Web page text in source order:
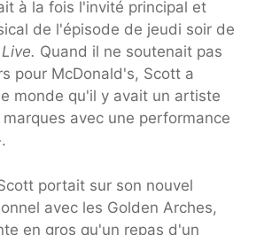
à la fois l'invité principal et
de l'épisode de jeudi soir de
Quand il ne soutenait pas
pour McDonald's, Scott a
monde qu'il y avait un artiste
avec une performance
portait sur son nouvel
avec les Golden Arches,
en gros qu'un repas d'un